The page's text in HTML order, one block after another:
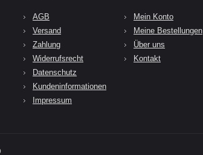
AGB
Versand
Zahlung
Widerrufsrecht
Datenschutz
Kundeninformationen
Impressum
Mein Konto
Meine Bestellungen
Über uns
Kontakt